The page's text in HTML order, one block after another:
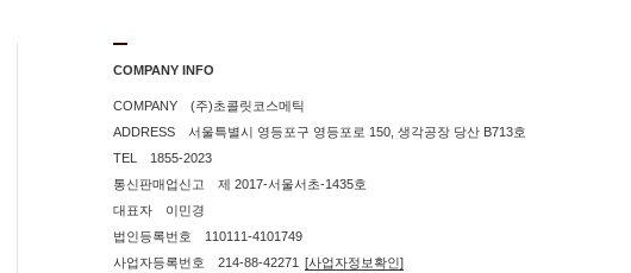
COMPANY INFO
COMPANY (주)초콜릿코스메틱
ADDRESS 서울특별시 영등포구 영등포로 150, 생각공장 당산 B713호
TEL 1855-2023
통신판매업신고 제 2017-서울서초-1435호
대표자 이민경
법인등록번호 110111-4101749
사업자등록번호 214-88-42271 [사업자정보확인]